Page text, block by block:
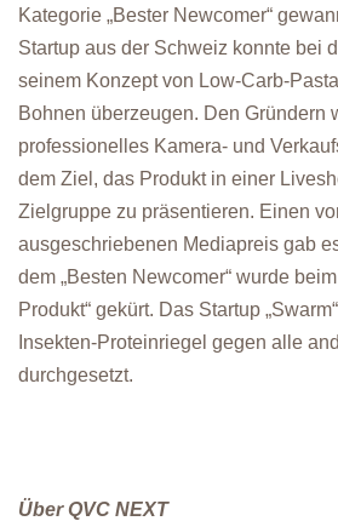
Kategorie „Bester Newcomer“
Startup aus der Schweiz konnte bei
seinem Konzept von Low-Carb-
Bohnen überzeugen. Den Gründern
professionelles Kamera- und
dem Ziel, das Produkt in einer
Zielgruppe zu präsentieren. Einen
ausgeschriebenen Mediapreis gab
dem „Besten Newcomer“ wurde
Produkt“ gekürt. Das Startup
Insekten-Proteinriegel gegen alle
durchgesetzt.
Über QVC NEXT